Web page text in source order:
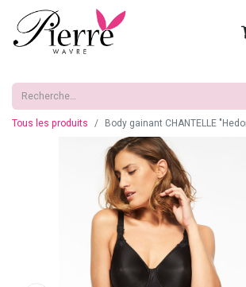
Tous les produits Body gainant CHANTELLE